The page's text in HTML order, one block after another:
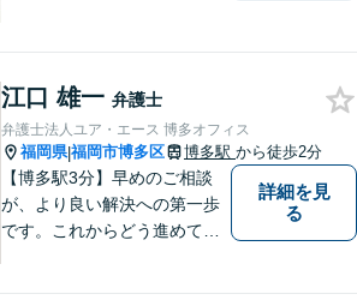
江口 雄一 弁護士
弁護士法人ユア・エース 博多オフィス
福岡県|福岡市博多区 博多駅 から徒歩2分
【博多駅3分】早めのご相談
が、より良い解決への第一歩
です。これからどう進めてい
詳細を見
る